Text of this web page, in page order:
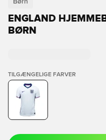
Børn
ENGLAND
BØRN
TILGÆNGELIGE FARVER